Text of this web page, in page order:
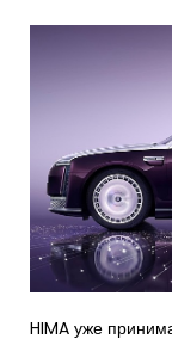
HIMA уже